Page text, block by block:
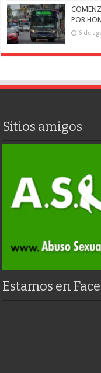
POR
6 de
Sitios amigos
Estamos en